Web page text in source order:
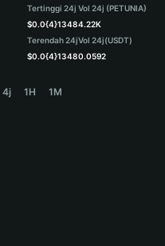
Tertinggi 24j
$0.0{4}1348
Terendah 24j
$0.0{4}1348
Vol 24j (PETUNIA)
4.22K
Vol 24j(USDT)
0.0592
4j 1H 1M